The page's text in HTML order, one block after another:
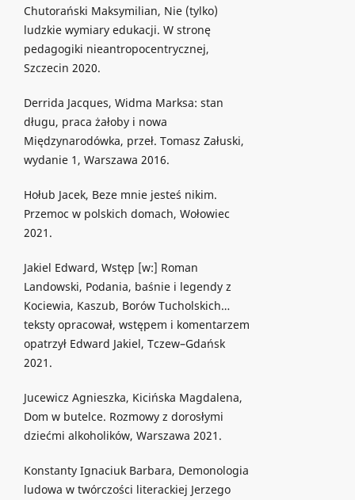
Chutorański Maksymilian, Nie (tylko)
ludzkie wymiary edukacji. W stronę
pedagogiki nieantropocentrycznej,
Szczecin 2020.
Derrida Jacques, Widma Marksa: stan
długu, praca żałoby i nowa
Międzynarodówka, przeł. Tomasz Załuski,
wydanie 1, Warszawa 2016.
Hołub Jacek, Beze mnie jesteś nikim.
Przemoc w polskich domach, Wołowiec
2021.
Jakiel Edward, Wstęp [w:] Roman
Landowski, Podania, baśnie i legendy z
Kociewia, Kaszub, Borów Tucholskich…
teksty opracował, wstępem i komentarzem
opatrzył Edward Jakiel, Tczew–Gdańsk
2021.
Jucewicz Agnieszka, Kicińska Magdalena,
Dom w butelce. Rozmowy z dorosłymi
dziećmi alkoholików, Warszawa 2021.
Konstanty Ignaciuk Barbara, Demonologia
ludowa w twórczości literackiej Jerzego